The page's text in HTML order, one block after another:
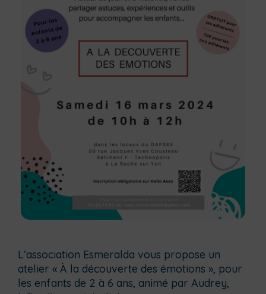
L’association Esmeralda vous propose un
atelier « À la découverte des émotions », pour
les enfants de 2 à 6 ans, animé par Audrey,